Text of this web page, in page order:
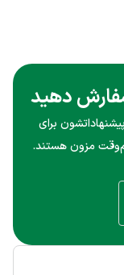
دهید
برای
مزون هستند.